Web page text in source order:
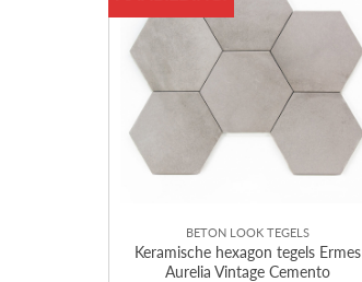
BETON LOOK TEGELS
Keramische hexagon tegels Ermes
Aurelia Vintage Cemento